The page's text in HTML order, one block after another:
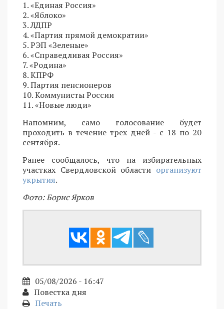
1. «Единая Россия»
2. «Яблоко»
3. ЛДПР
4. «Партия прямой демократии»
5. РЭП «Зеленые»
6. «Справедливая Россия»
7. «Родина»
8. КПРФ
9. Партия пенсионеров
10. Коммунисты России
11. «Новые люди»
Напомним, само голосование будет
проходить в течение трех дней - с 18 по 20
сентября.
Ранее сообщалось, что на избирательных
участках Свердловской области организуют
укрытия.
Фото: Борис Ярков
05/08/2026 - 16:47
Повестка дня
Печать